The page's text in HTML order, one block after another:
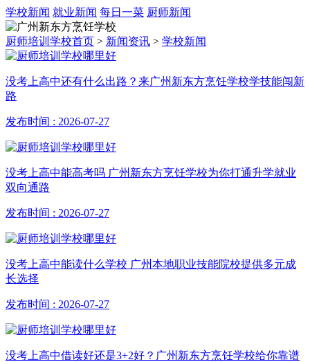
学校新闻 就业新闻 每日一菜 厨师新闻
厨师培训学校首页 > 新闻资讯 > 学校新闻
没考上高中还有什么出路？来广州新东方烹饪学校学技能闯新
路
发布时间 : 2026-07-27
没考上高中能高考吗 广州新东方烹饪学校为你打通升学就业
双向通路
发布时间 : 2026-07-27
没考上高中能读什么学校 广州本地职业技能院校提供多元成
长选择
发布时间 : 2026-07-27
没考上高中借读好还是3+2好？广州新东方烹饪学校给你靠谱